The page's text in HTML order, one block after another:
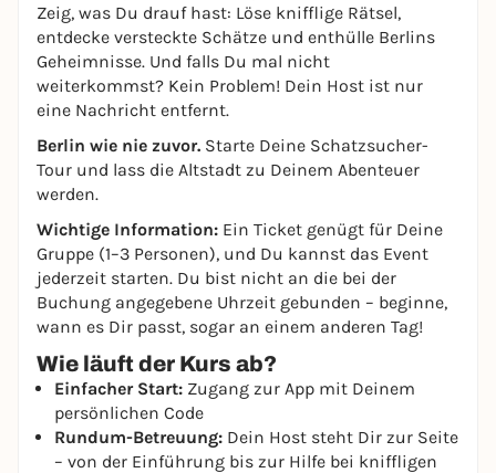
Zeig, was Du drauf hast: Löse knifflige Rätsel,
entdecke versteckte Schätze und enthülle Berlins
Geheimnisse. Und falls Du mal nicht
weiterkommst? Kein Problem! Dein Host ist nur
eine Nachricht entfernt.
Berlin wie nie zuvor. Starte Deine Schatzsucher-
Tour und lass die Altstadt zu Deinem Abenteuer
werden.
Wichtige Information: Ein Ticket genügt für Deine
Gruppe (1–3 Personen), und Du kannst das Event
jederzeit starten. Du bist nicht an die bei der
Buchung angegebene Uhrzeit gebunden – beginne,
wann es Dir passt, sogar an einem anderen Tag!
Wie läuft der Kurs ab?
Einfacher Start: Zugang zur App mit Deinem
persönlichen Code
Rundum-Betreuung: Dein Host steht Dir zur Seite
– von der Einführung bis zur Hilfe bei kniffligen